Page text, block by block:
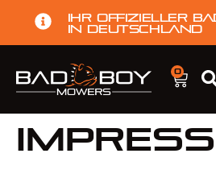
Ihr offizieller
in Deutschland
0